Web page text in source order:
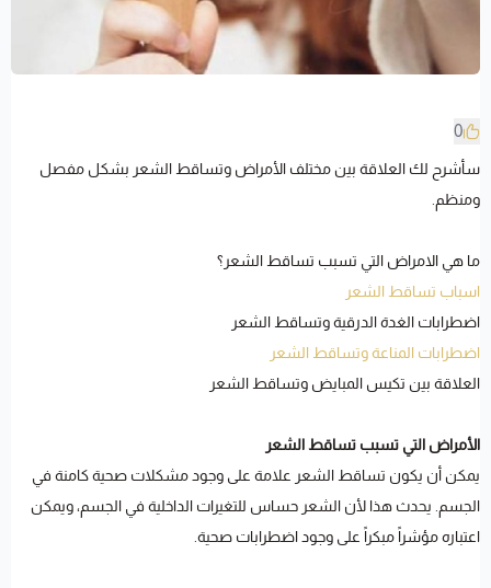
0
سأشرح لك العلاقة بين مختلف الأمراض وتساقط الشعر بشكل مفصل
ومنظم.
ما هي الامراض التي تسبب تساقط الشعر؟
اسباب تساقط الشعر
اضطرابات الغدة الدرقية وتساقط الشعر
اضطرابات المناعة وتساقط الشعر
العلاقة بين تكيس المبايض وتساقط الشعر
الأمراض التي تسبب تساقط الشعر
يمكن أن يكون تساقط الشعر علامة على وجود مشكلات صحية كامنة في
الجسم. يحدث هذا لأن الشعر حساس للتغيرات الداخلية في الجسم، ويمكن
اعتباره مؤشراً مبكراً على وجود اضطرابات صحية.